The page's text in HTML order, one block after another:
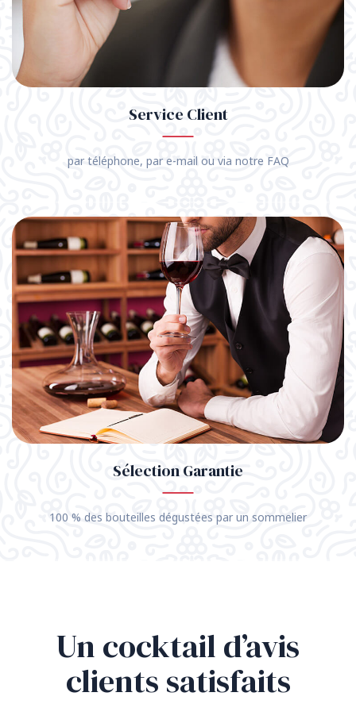
Service Client
par téléphone, par e-mail ou via notre FAQ
Sélection Garantie
100 % des bouteilles dégustées par un sommelier
Un cocktail d’avis
clients satisfaits